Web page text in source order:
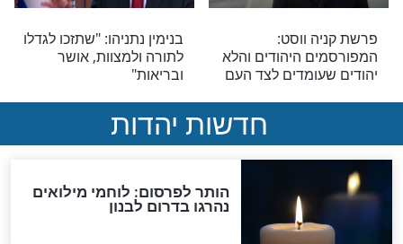
יפרח: "מאד
יגאל כהן"
מפורסמים
הסלבס שמתחזקים ומחזקים
אחרים: "הרגשתי כמו בן